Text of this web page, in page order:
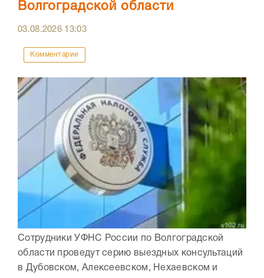
Волгоградской области
03.08.2026 13:03
Комментарии
Сотрудники УФНС России по Волгоградской
области проведут серию выездных консультаций
в Дубовском, Алексеевском, Нехаевском и